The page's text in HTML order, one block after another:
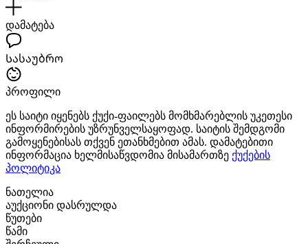
დამატება
Სასაუბრო
პროფილი
ეს საიტი იყენებს ქუქი-ფაილებს მომხმარებლის უკეთესი
ინფორმირების უზრუნველსაყოფად. საიტის შემდგომი
გამოყენებისას თქვენ ეთანხმებით ამას. დამატებითი
ინფორმაცია ხელმისაწვდომია მისამართზე ქუქების
პოლიტიკა
ნათელია
აუქციონი დასრულდა
წუთები
წამი